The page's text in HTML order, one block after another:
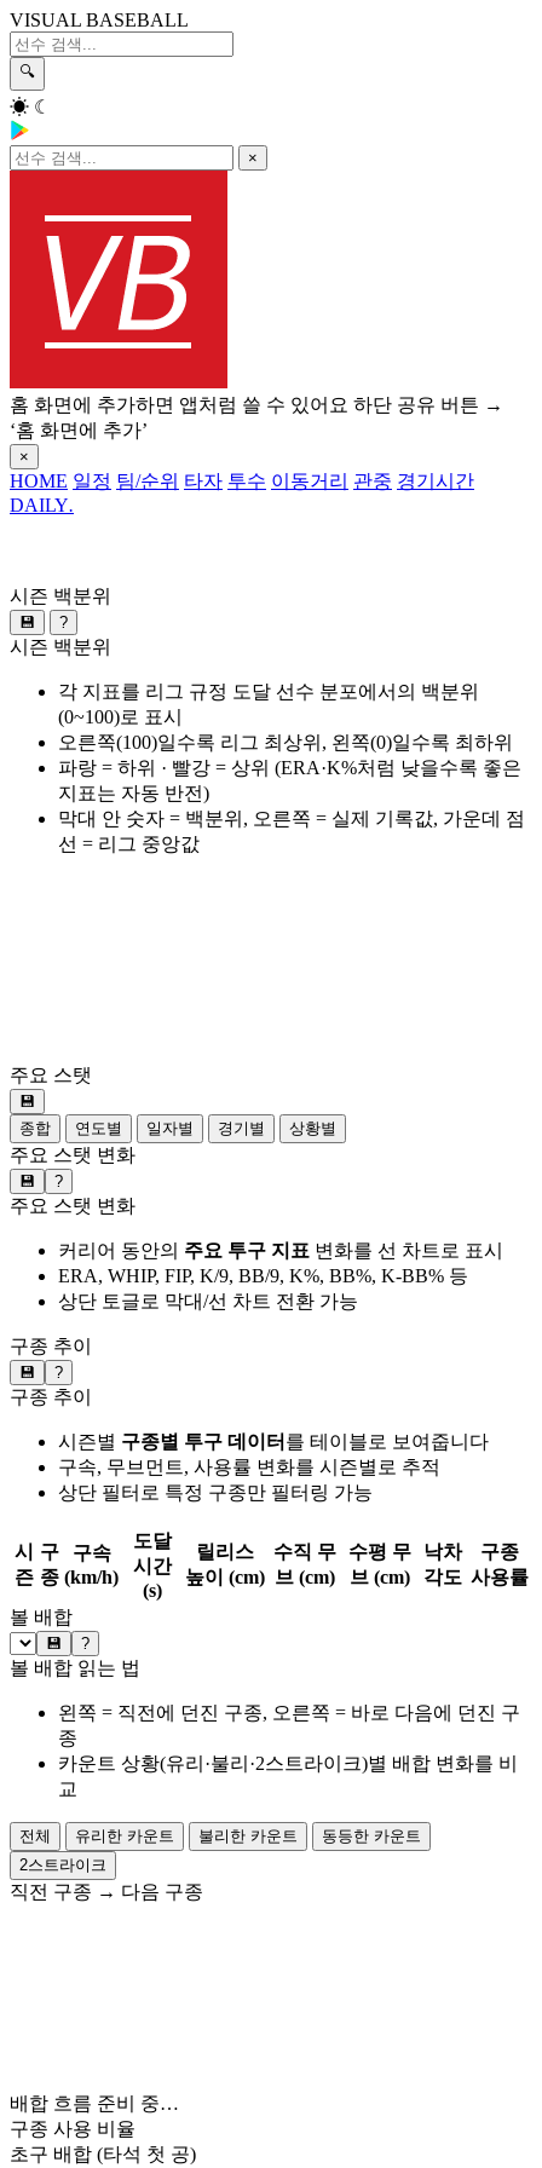
VISUAL BASEBALL
🔍
☀ ☾
×
홈 화면에 추가하면 앱처럼 쓸 수 있어요 하단 공유 버튼 →
‘홈 화면에 추가’
×
HOME 일정 팀/순위 타자 투수 이동거리 관중 경기시간
DAILY.
시즌 백분위
💾 ?
시즌 백분위
각 지표를 리그 규정 도달 선수 분포에서의 백분위
(0~100)로 표시
오른쪽(100)일수록 리그 최상위, 왼쪽(0)일수록 최하위
파랑 = 하위 · 빨강 = 상위 (ERA·K%처럼 낮을수록 좋은
지표는 자동 반전)
막대 안 숫자 = 백분위, 오른쪽 = 실제 기록값, 가운데 점
선 = 리그 중앙값
주요 스탯
💾
종합
연도별 일자별 경기별 상황별
주요 스탯 변화
💾 ?
주요 스탯 변화
커리어 동안의 주요 투구 지표 변화를 선 차트로 표시
ERA, WHIP, FIP, K/9, BB/9, K%, BB%, K-BB% 등
상단 토글로 막대/선 차트 전환 가능
구종 추이
💾 ?
구종 추이
시즌별 구종별 투구 데이터 를 테이블로 보여줍니다
구속, 무브먼트, 사용률 변화를 시즌별로 추적
상단 필터로 특정 구종만 필터링 가능
시
즌
구
종
구속
(km/h)
도달
시간
(s)
릴리스
높이 (cm)
수직 무
브 (cm)
수평 무
브 (cm)
낙차
각도
구종
사용률
볼 배합
💾 ?
볼 배합 읽는 법
왼쪽 = 직전에 던진 구종, 오른쪽 = 바로 다음에 던진 구
종
카운트 상황(유리·불리·2스트라이크)별 배합 변화를 비
교
전체 유리한 카운트 불리한 카운트
동등한 카운트
2스트라이크
직전 구종 → 다음 구종
배합 흐름 준비 중…
구종 사용 비율
초구 배합 (타석 첫 공)